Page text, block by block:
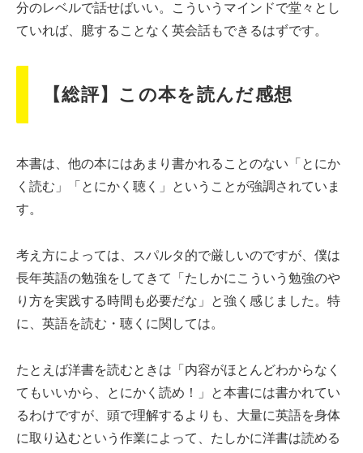
分のレベルで話せばいい。こういうマインドで堂々とし
ていれば、臆することなく英会話もできるはずです。
【総評】この本を読んだ感想
本書は、他の本にはあまり書かれることのない「とにか
く読む」「とにかく聴く」ということが強調されていま
す。
考え方によっては、スパルタ的で厳しいのですが、僕は
長年英語の勉強をしてきて「たしかにこういう勉強のや
り方を実践する時間も必要だな」と強く感じました。特
に、英語を読む・聴くに関しては。
たとえば洋書を読むときは「内容がほとんどわからなく
てもいいから、とにかく読め！」と本書には書かれてい
るわけですが、頭で理解するよりも、大量に英語を身体
に取り込むという作業によって、たしかに洋書は読める